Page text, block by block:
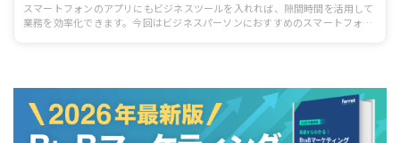
スマートフォンのアプリにもビジネスツールを入れれば、隙間時間を活用して
業務を効率化できます。今回はビジネスパーソンにおすすめのスマートフォン